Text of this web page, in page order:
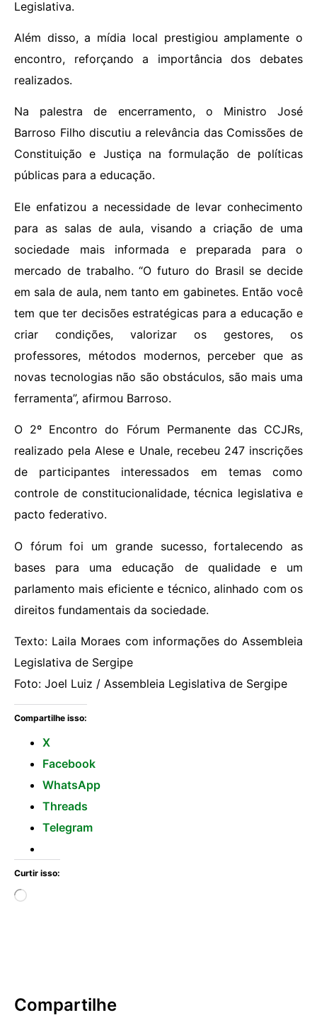
Legislativa.
Além disso, a mídia local prestigiou amplamente o
encontro, reforçando a importância dos debates
realizados.
Na palestra de encerramento, o Ministro José
Barroso Filho discutiu a relevância das Comissões de
Constituição e Justiça na formulação de políticas
públicas para a educação.
Ele enfatizou a necessidade de levar conhecimento
para as salas de aula, visando a criação de uma
sociedade mais informada e preparada para o
mercado de trabalho. “O futuro do Brasil se decide
em sala de aula, nem tanto em gabinetes. Então você
tem que ter decisões estratégicas para a educação e
criar condições, valorizar os gestores, os
professores, métodos modernos, perceber que as
novas tecnologias não são obstáculos, são mais uma
ferramenta”, afirmou Barroso.
O 2º Encontro do Fórum Permanente das CCJRs,
realizado pela Alese e Unale, recebeu 247 inscrições
de participantes interessados em temas como
controle de constitucionalidade, técnica legislativa e
pacto federativo.
O fórum foi um grande sucesso, fortalecendo as
bases para uma educação de qualidade e um
parlamento mais eficiente e técnico, alinhado com os
direitos fundamentais da sociedade.
Texto: Laila Moraes com informações do Assembleia
Legislativa de Sergipe
Foto: Joel Luiz / Assembleia Legislativa de Sergipe
Compartilhe isso:
X
Facebook
WhatsApp
Threads
Telegram
Curtir isso:
Compartilhe